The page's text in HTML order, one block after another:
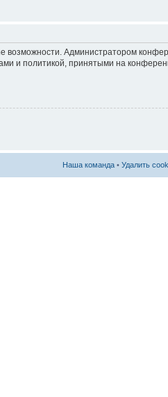
возможности. Администратором
и политикой, принятыми на
Наша команда • Удалить